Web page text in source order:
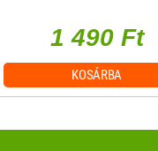
1 490 Ft
KOSÁRBA